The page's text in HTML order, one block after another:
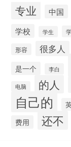
专业 中国
学校 学生
形容 很多人
是一个
李白
电脑 的人
自己的
费用 还不